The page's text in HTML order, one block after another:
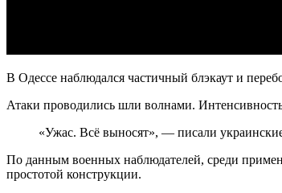
В Одессе наблюдался частичный блэкаут и
Атаки проводились шли волнами.
«Ужас. Всё выносят», — писали украинские
По данным военных наблюдателей, среди
простотой конструкции.